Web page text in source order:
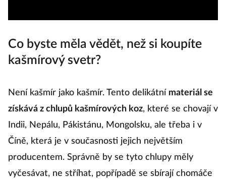
Co byste měla vědět, než si koupíte
kašmírový svetr?
Není kašmír jako kašmír. Tento delikátní materiál se
získává z chlupů kašmírových koz, které se chovají v
Indii, Nepálu, Pákistánu, Mongolsku, ale třeba i v
Číně, která je v současnosti jejich největším
producentem. Správně by se tyto chlupy měly
vyčesávat, ne stříhat, popřípadě se sbírají chomáče